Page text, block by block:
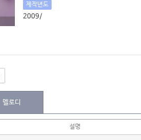
제작년도
2009/
멜로디
설명